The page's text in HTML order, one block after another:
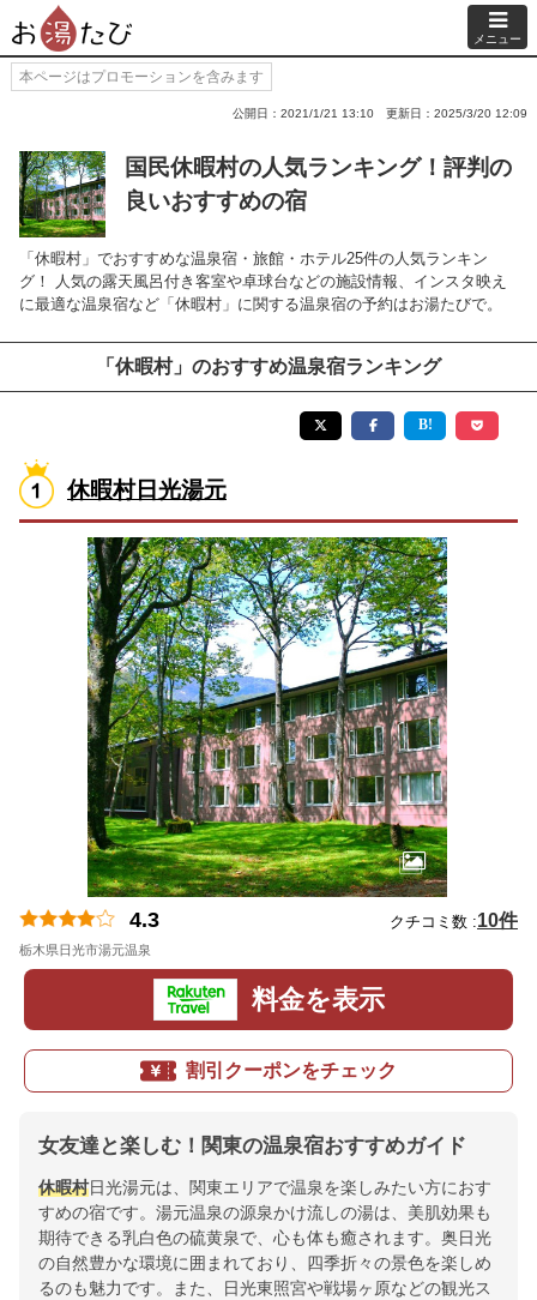
メニュー
本ページはプロモーションを含みます
公開日：2021/1/21 13:10 更新日：2025/3/20 12:09
国民休暇村の人気ランキング！評判の
良いおすすめの宿
「休暇村」でおすすめな温泉宿・旅館・ホテル25件の人気ランキン
グ！ 人気の露天風呂付き客室や卓球台などの施設情報、インスタ映え
に最適な温泉宿など「休暇村」に関する温泉宿の予約はお湯たびで。
「休暇村」のおすすめ温泉宿ランキング
休暇村日光湯元
4.3 クチコミ数 :10件
栃木県日光市湯元温泉
料金を表示
割引クーポンをチェック
女友達と楽しむ！関東の温泉宿おすすめガイド
休暇村日光湯元は、関東エリアで温泉を楽しみたい方におす
すめの宿です。湯元温泉の源泉かけ流しの湯は、美肌効果も
期待できる乳白色の硫黄泉で、心も体も癒されます。奥日光
の自然豊かな環境に囲まれており、四季折々の景色を楽しめ
るのも魅力です。また、日光東照宮や戦場ヶ原などの観光ス